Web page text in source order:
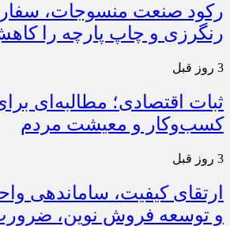
رکود صنعت منسوجات،
رنگرزی و چاپ پارچه را
3 روز قبل
ثبات اقتصادی؛ مطالبه‌ای
کسب‌وکار و معیشت مردم
3 روز قبل
ارتقای کیفیت، ساماندهی
و توسعه فروش نوین،